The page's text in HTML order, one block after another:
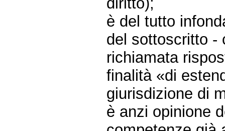
è del tutto
del sottoscritto -
richiamata
finalità «di
giurisdizione di
è anzi opinione